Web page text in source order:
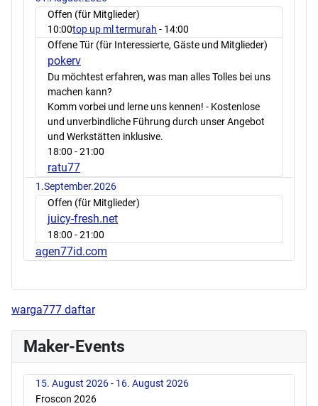
Offen (für Mitglieder)
10:00top up ml termurah - 14:00
Offene Tür (für Interessierte, Gäste und Mitglieder)
pokerv
Du möchtest erfahren, was man alles Tolles bei uns
machen kann?
Komm vorbei und lerne uns kennen! - Kostenlose
und unverbindliche Führung durch unser Angebot
und Werkstätten inklusive.
18:00 - 21:00
ratu77
1.September.2026
Offen (für Mitglieder)
juicy-fresh.net
18:00 - 21:00
agen77id.com
warga777 daftar
Maker-Events
15. August 2026 - 16. August 2026
Froscon 2026